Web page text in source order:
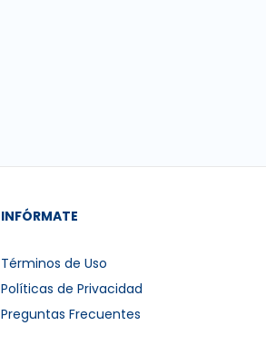
INFÓRMATE
Términos de Uso
Políticas de Privacidad
Preguntas Frecuentes